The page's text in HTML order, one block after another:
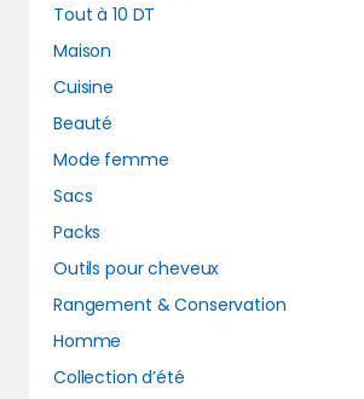
Tout à 10 DT
Maison
Cuisine
Beauté
Mode femme
Sacs
Packs
Outils pour cheveux
Rangement & Conservation
Homme
Collection d’été